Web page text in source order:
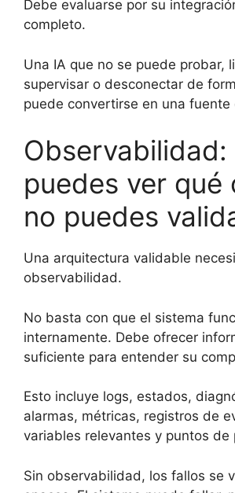
Debe evaluarse por su
completo.
Una IA que no se puede probar,
supervisar o desconectar de
puede convertirse en una fuente
Observabilidad:
puedes ver qué
no puedes
Una arquitectura validable
observabilidad.
No basta con que el sistema
internamente. Debe ofrecer
suficiente para entender su
Esto incluye logs, estados,
alarmas, métricas, registros de
variables relevantes y puntos de
Sin observabilidad, los fallos se